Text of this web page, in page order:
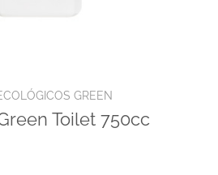
GREEN
Toilet 750cc